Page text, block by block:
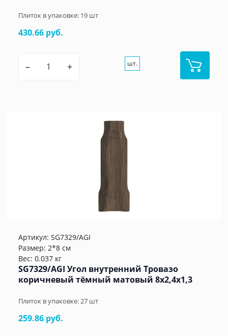
Плиток в упаковке: 19 шт
430.66 руб.
– + шт.
Артикул: SG7329/AGI
Размер: 2*8 см
Вес: 0.037 кг
SG7329/AGI Угол внутренний Тровазо
коричневый тёмный матовый 8x2,4x1,3
Плиток в упаковке:27 шт
259.86 руб.